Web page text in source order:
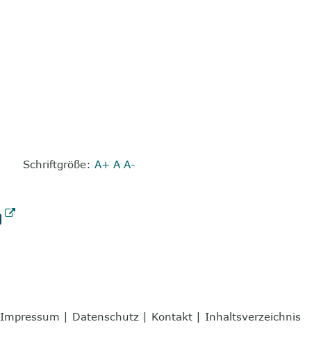
Impressum Datenschutz Kontakt Inhaltsverzeichnis
Schriftgröße: A+ A A-